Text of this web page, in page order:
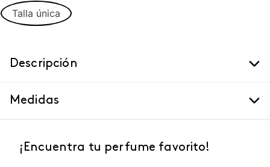
Talla única
Descripción
Medidas
¡Encuentra tu perfume favorito!